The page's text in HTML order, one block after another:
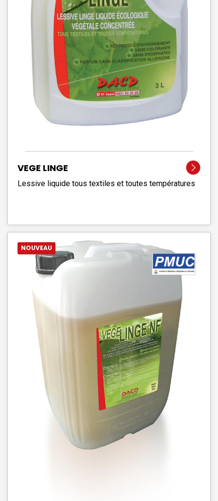
VEGE LINGE
Lessive liquide tous textiles et toutes températures
NOUVEAU